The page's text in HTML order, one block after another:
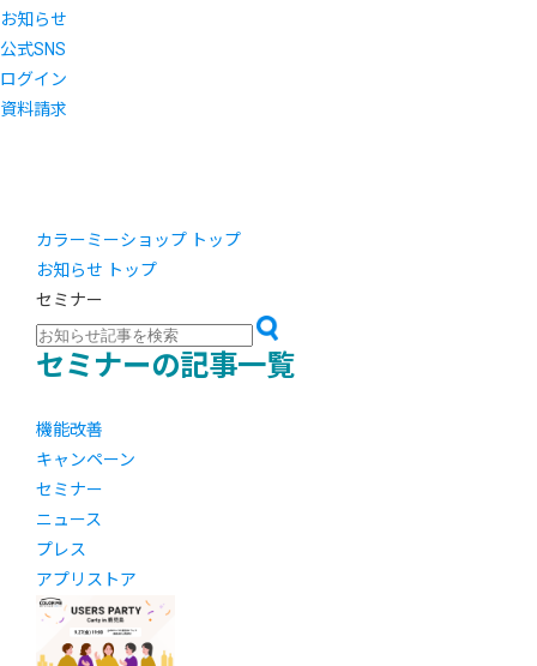
お知らせ
公式SNS
ログイン
資料請求
カラーミーショップ トップ
お知らせ トップ
セミナー
セミナーの記事一覧
機能改善
キャンペーン
セミナー
ニュース
プレス
アプリストア